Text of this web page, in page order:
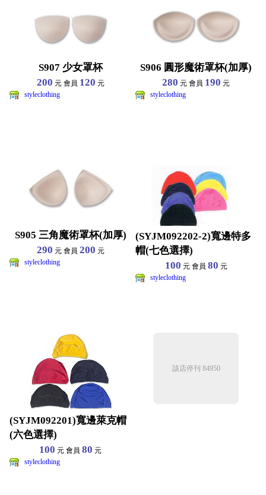
S907 少女罩杯
200 元 會員 120 元
styleclothing
S906 圓形魔術罩杯(加厚)
280 元 會員 190 元
styleclothing
S905 三角魔術罩杯(加厚)
290 元 會員 200 元
styleclothing
(SYJM092202-2)寬邊特多
帽(七色選擇)
100 元 會員 80 元
styleclothing
(SYJM092201)寬邊萊克帽
(六色選擇)
100 元 會員80 元
styleclothing
該店停刊 84950